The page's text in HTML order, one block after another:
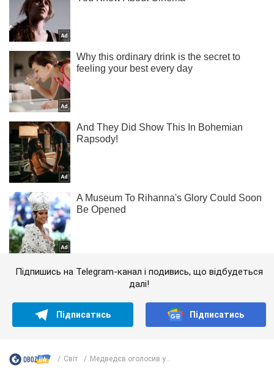
Підпишись на Telegram-канал і подивись, що відбудеться
далі!
Підписатись Підписатись
Світ Медведєв оголосив у...